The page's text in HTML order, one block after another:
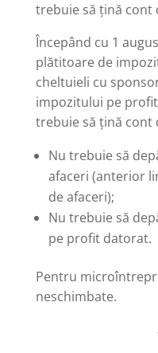
trebuie să țină
Începând cu 1
plătitoare de
cheltuieli cu
impozitului pe
trebuie să țină
Nu trebuie să
afaceri (anterior
de afaceri);
Nu trebuie să
pe profit datorat.
Pentru
neschimbate.